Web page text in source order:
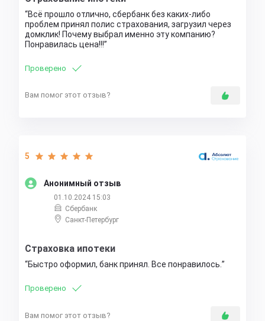
Всё прошло отлично, сбербанк без каких-либо
проблем принял полис страхования, загрузил через
домклик! Почему выбрал именно эту компанию?
Понравилась цена!!!
Проверено
Вам помог этот отзыв?
Анонимный отзыв
5
01.10.2024 15:03
Сбербанк
Санкт-Петербург
Страховка ипотеки
Быстро оформил, банк принял. Все понравилось.
Проверено
Вам помог этот отзыв?